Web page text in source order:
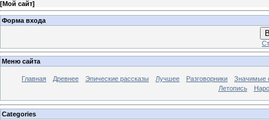
[Мой сайт]
Форма входа
Меню сайта
Главная Древнее Эпические рассказы Лучшее Разговорники
Значимые
Летопись
Categories